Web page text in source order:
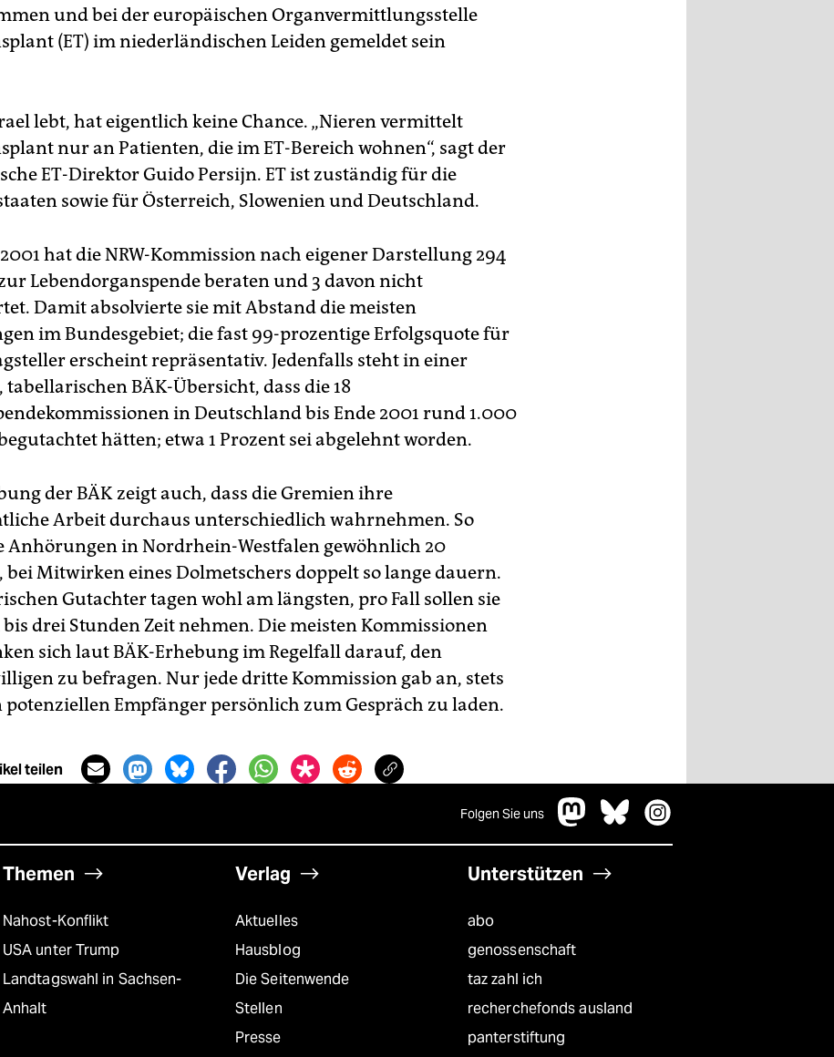
und bei der europäischen Organvermittlungsstelle
(ET) im niederländischen Leiden gemeldet sein
lebt, hat eigentlich keine Chance. „Nieren vermittelt
nur an Patienten, die im ET-Bereich wohnen“, sagt der
ET-Direktor Guido Persijn. ET ist zuständig für die
sowie für Österreich, Slowenien und Deutschland.
hat die NRW-Kommission nach eigener Darstellung 294
Lebendorganspende beraten und 3 davon nicht
Damit absolvierte sie mit Abstand die meisten
im Bundesgebiet; die fast 99-prozentige Erfolgsquote für
erscheint repräsentativ. Jedenfalls steht in einer
BÄK-Übersicht, dass die 18
in Deutschland bis Ende 2001 rund 1.000
hätten; etwa 1 Prozent sei abgelehnt worden.
der BÄK zeigt auch, dass die Gremien ihre
Arbeit durchaus unterschiedlich wahrnehmen. So
Anhörungen in Nordrhein-Westfalen gewöhnlich 20
Mitwirken eines Dolmetschers doppelt so lange dauern.
Gutachter tagen wohl am längsten, pro Fall sollen sie
bis drei Stunden Zeit nehmen. Die meisten Kommissionen
sich laut BÄK-Erhebung im Regelfall darauf, den
zu befragen. Nur jede dritte Kommission gab an, stets
potenziellen Empfänger persönlich zum Gespräch zu laden.
teilen
Folgen Sie uns
Themen
Nahost-Konflikt
USA unter Trump
Landtagswahl in Sachsen-
Anhalt
Verlag
Aktuelles
Hausblog
Die Seitenwende
Stellen
Presse
Unterstützen
abo
genossenschaft
taz zahl ich
recherchefonds ausland
panterstiftung